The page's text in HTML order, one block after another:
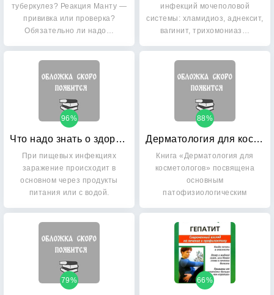
туберкулез? Реакция Манту —
прививка или проверка?
Обязательно ли надо…
инфекций мочеполовой
системы: хламидиоз, аднексит,
вагинит, трихомониаз…
Что надо знать о здоровье: №5 / 2014. Пищевые инфекции. Дизентерия, сальмонеллез, лямблиоз
96%
При пищевых инфекциях
заражение про­исходит в
основном через продукты
питания или с водой.
Дерматология для косметологов
88%
Книга «Дерматология для
косметологов» посвящена
основным
патофизиологическим
79% 66%